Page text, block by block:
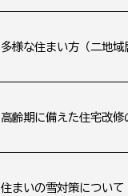
多様な住まい方（二地
高齢期に備えた住宅改修
住まいの雪対策について